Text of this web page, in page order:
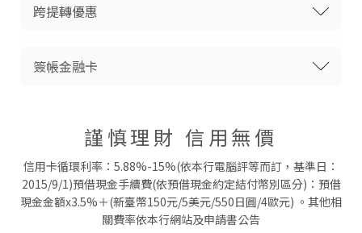
跨提轉優惠
簽帳金融卡
謹慎理財 信用無價
信用卡循環利率：5.88%-15%(依本行電腦評等而訂，基準日：
2015/9/1)預借現金手續費(依預借現金約定結付幣別區分)：預借
現金金額x3.5%＋(新臺幣150元/5美元/550日圓/4歐元) 。其他相
關費率依本行網站及申請書公告